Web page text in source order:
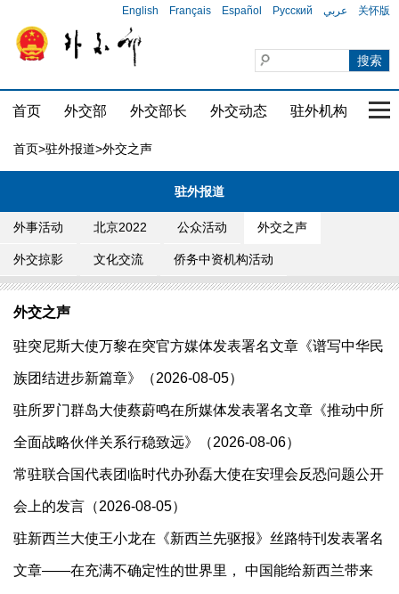
English Français Español Русский عربي 关怀版
首页 外交部 外交部长 外交动态 驻外机构 国
首页>驻外报道>外交之声
驻外报道
外事活动 北京2022 公众活动 外交之声
外交掠影 文化交流 侨务中资机构活动
外交之声
驻突尼斯大使万黎在突官方媒体发表署名文章《谱写中华民
族团结进步新篇章》（2026-08-05）
驻所罗门群岛大使蔡蔚鸣在所媒体发表署名文章《推动中所
全面战略伙伴关系行稳致远》（2026-08-06）
常驻联合国代表团临时代办孙磊大使在安理会反恐问题公开
会上的发言（2026-08-05）
驻新西兰大使王小龙在《新西兰先驱报》丝路特刊发表署名
文章——在充满不确定性的世界里， 中国能给新西兰带来